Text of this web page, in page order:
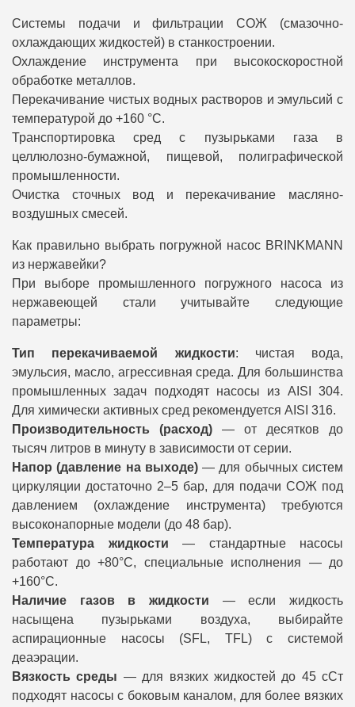
Системы подачи и фильтрации СОЖ (смазочно-
охлаждающих жидкостей) в станкостроении.
Охлаждение инструмента при высокоскоростной
обработке металлов.
Перекачивание чистых водных растворов и эмульсий с
температурой до +160 °C.
Транспортировка сред с пузырьками газа в
целлюлозно-бумажной, пищевой, полиграфической
промышленности.
Очистка сточных вод и перекачивание масляно-
воздушных смесей.
Как правильно выбрать погружной насос BRINKMANN
из нержавейки?
При выборе промышленного погружного насоса из
нержавеющей стали учитывайте следующие
параметры:
Тип перекачиваемой жидкости: чистая вода,
эмульсия, масло, агрессивная среда. Для большинства
промышленных задач подходят насосы из AISI 304.
Для химически активных сред рекомендуется AISI 316.
Производительность (расход) — от десятков до
тысяч литров в минуту в зависимости от серии.
Напор (давление на выходе)— для обычных систем
циркуляции достаточно 2–5 бар, для подачи СОЖ под
давлением (охлаждение инструмента) требуются
высоконапорные модели (до 48 бар).
Температура жидкости — стандартные насосы
работают до +80°C, специальные исполнения — до
+160°C.
Наличие газов в жидкости — если жидкость
насыщена пузырьками воздуха, выбирайте
аспирационные насосы (SFL, TFL) с системой
деаэрации.
Вязкость среды — для вязких жидкостей до 45 сСт
подходят насосы с боковым каналом, для более вязких